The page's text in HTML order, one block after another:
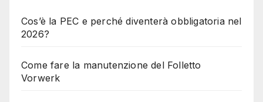
Cos’è la PEC e perché diventerà obbligatoria nel
2026?
Come fare la manutenzione del Folletto
Vorwerk